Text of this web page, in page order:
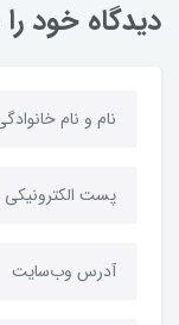
دیدگاه خود